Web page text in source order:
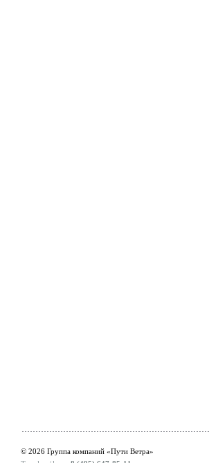
© 2026 Группа компаний «Пути Ветра»